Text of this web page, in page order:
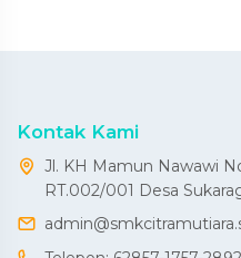
Kontak Kami
Jl. KH Mamun Nawawi
RT.002/001 Desa